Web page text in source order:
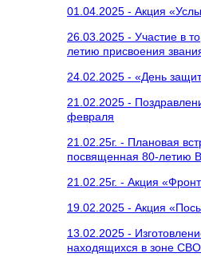
01.04.2025 - Акция
26.03.2025 - Участие в
летию присвоения
24.02.2025 - «День
21.02.2025 -
февраля
21.02.25г. - Плановая
посвященная 80-летию
21.02.25г. - Акция
19.02.2025 - Акция
13.02.2025 -
находящихся в зоне СВО